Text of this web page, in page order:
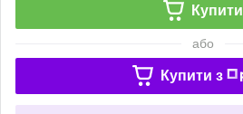
Купити
або
Купити з